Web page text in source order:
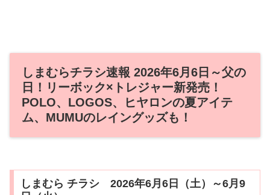
しまむらチラシ速報 2026年6月6日～父の
日！リーボック×トレジャー新発売！
POLO、LOGOS、ヒヤロンの夏アイテ
ム、MUMUのレイングッズも！
しまむら チラシ 2026年6月6日（土）～6月9